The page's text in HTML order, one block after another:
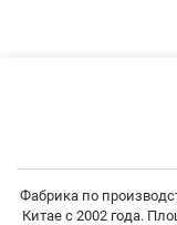
Фабрика по
Китае с 2002 года.